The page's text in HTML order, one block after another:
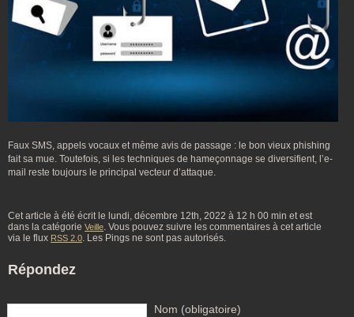
Faux SMS, appels vocaux et même avis de passage : le bon vieux phishing
fait sa mue. Toutefois, si les techniques de hameçonnage se diversifient, l’e-
mail reste toujours le principal vecteur d’attaque.
Cet article à été écrit le lundi, décembre 12th, 2022 à 12 h 00 min et est
dans la catégorie Veille . Vous pouvez suivre les commentaires à cet article
via le flux RSS 2.0 . Les Pings ne sont pas autorisés.
Répondez
Nom (obligatoire)